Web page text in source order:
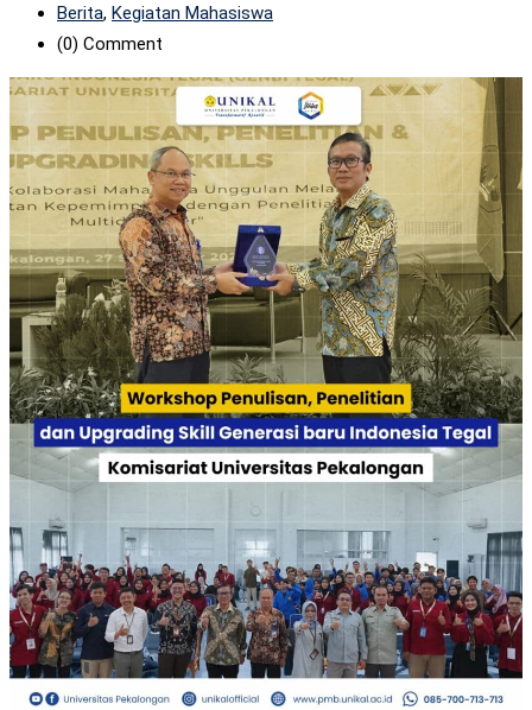
Berita, Kegiatan Mahasiswa
(0) Comment